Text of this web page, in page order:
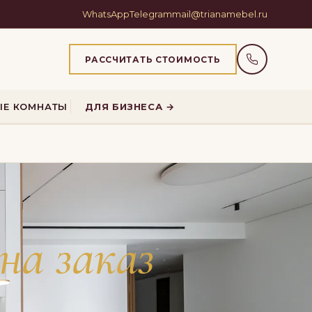
WhatsAppTelegrammail@trianamebel.ru
РАССЧИТАТЬ СТОИМОСТЬ
КОМНАТЫ ДЛЯ БИЗНЕСА →
заказ